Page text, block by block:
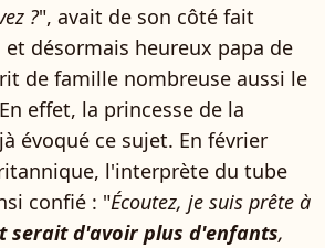
?", avait de son côté fait
et désormais heureux papa de
de famille nombreuse aussi le
effet, la princesse de la
évoqué ce sujet. En février
l'interprète du tube
confié : "Écoutez, je suis prête à
serait d'avoir plus d'enfants,